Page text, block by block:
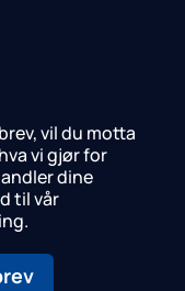
vil du motta
vi gjør for
dine
til vår